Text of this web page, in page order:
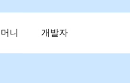
머니 개발자